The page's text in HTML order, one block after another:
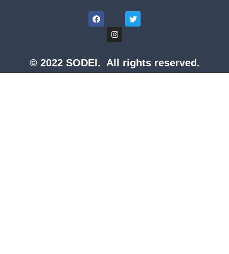
© 2022 SODEI. All rights reserved.